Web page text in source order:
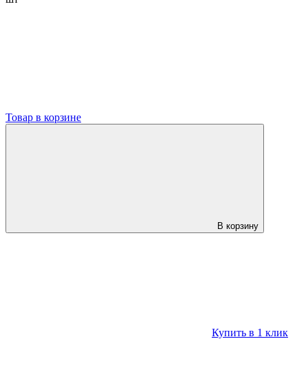
Товар в корзине
В корзину
Купить в 1 клик